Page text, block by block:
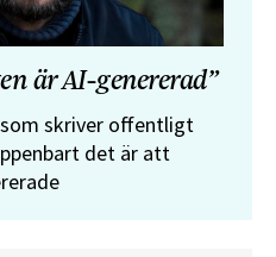
är AI-genererad”
skriver offentligt
det är att